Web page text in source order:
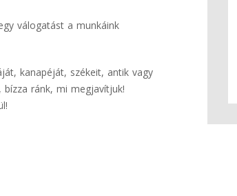
válogatást a munkáink
kanapéját, székeit, antik vagy
ránk, mi megjavítjuk!